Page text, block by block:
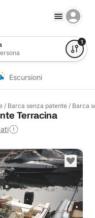
1
Escursioni
/ Barca senza patente / Barca
Terracina